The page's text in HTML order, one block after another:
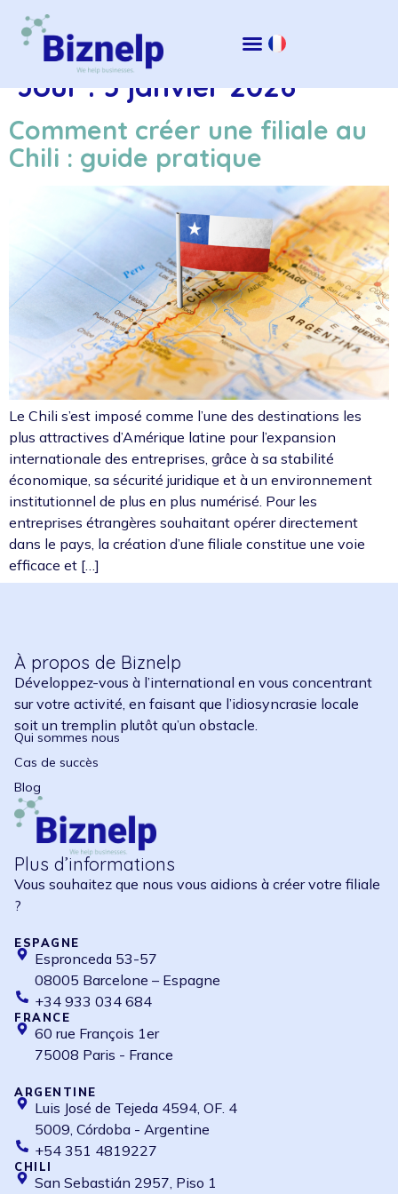
Jour :5 janvier 2026
Comment créer une filiale au
Chili : guide pratique
Le Chili s’est imposé comme l’une des destinations les
plus attractives d’Amérique latine pour l’expansion
internationale des entreprises, grâce à sa stabilité
économique, sa sécurité juridique et à un environnement
institutionnel de plus en plus numérisé. Pour les
entreprises étrangères souhaitant opérer directement
dans le pays, la création d’une filiale constitue une voie
efficace et […]
À propos de Biznelp
Développez-vous à l’international en vous concentrant
sur votre activité, en faisant que l’idiosyncrasie locale
soit un tremplin plutôt qu’un obstacle.
Qui sommes nous
Cas de succès
Blog
Plus d’informations
Vous souhaitez que nous vous aidions à créer votre filiale
?
ESPAGNE
Espronceda 53-57
08005 Barcelone – Espagne
+34 933 034 684
FRANCE
60 rue François 1er
75008 Paris - France
ARGENTINE
Luis José de Tejeda 4594, OF. 4
5009, Córdoba - Argentine
+54 351 4819227
CHILI
San Sebastián 2957, Piso 1